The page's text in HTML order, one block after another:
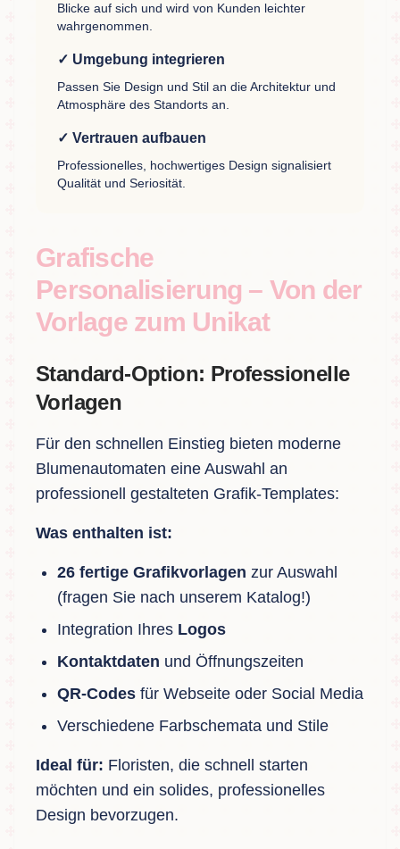
Blicke auf sich und wird von Kunden leichter
wahrgenommen.
✓ Umgebung integrieren
Passen Sie Design und Stil an die Architektur und
Atmosphäre des Standorts an.
✓ Vertrauen aufbauen
Professionelles, hochwertiges Design signalisiert
Qualität und Seriosität.
Grafische
Personalisierung – Von der
Vorlage zum Unikat
Standard-Option: Professionelle
Vorlagen
Für den schnellen Einstieg bieten moderne
Blumenautomaten eine Auswahl an
professionell gestalteten Grafik-Templates:
Was enthalten ist:
26 fertige Grafikvorlagen zur Auswahl
(fragen Sie nach unserem Katalog!)
Integration Ihres Logos
Kontaktdaten und Öffnungszeiten
QR-Codes für Webseite oder Social Media
Verschiedene Farbschemata und Stile
Ideal für: Floristen, die schnell starten
möchten und ein solides, professionelles
Design bevorzugen.